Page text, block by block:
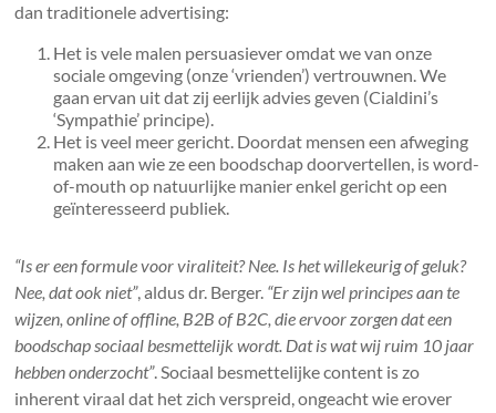
dan traditionele advertising:
Het is vele malen persuasiever omdat we van onze
sociale omgeving (onze ‘vrienden’) vertrouwnen. We
gaan ervan uit dat zij eerlijk advies geven (Cialdini’s
‘Sympathie’ principe).
Het is veel meer gericht. Doordat mensen een afweging
maken aan wie ze een boodschap doorvertellen, is word-
of-mouth op natuurlijke manier enkel gericht op een
geïnteresseerd publiek.
“Is er een formule voor viraliteit? Nee. Is het willekeurig of geluk?
Nee, dat ook niet”, aldus dr. Berger. “Er zijn wel principes aan te
wijzen, online of offline, B2B of B2C, die ervoor zorgen dat een
boodschap sociaal besmettelijk wordt. Dat is wat wij ruim 10 jaar
hebben onderzocht”. Sociaal besmettelijke content is zo
inherent viraal dat het zich verspreid, ongeacht wie erover